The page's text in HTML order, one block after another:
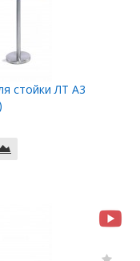
стойки ЛТ А3